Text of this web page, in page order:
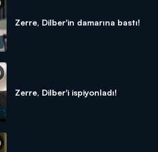
Zerre, Dilber'in damarına bastı!
Zerre, Dilber'i ispiyonladı!